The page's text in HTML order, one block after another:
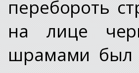
перебороть
на лице
шрамами был